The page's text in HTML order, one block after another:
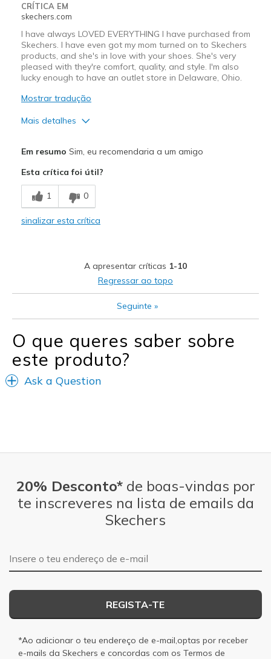
CRÍTICA EM
skechers.com
I have always LOVED EVERYTHING I have purchased from
Skechers. I have even got my mom turned on to Skechers
products, and she's in love with your shoes. She's very
pleased with they're comfort, quality, and style. I'm also
lucky enough to have an outlet store in Delaware, Ohio.
Mostrar tradução
Mais detalhes
Breathe Well
Comfortable
I never have experienced any con's
Casual Wear
Going Out
Travel
Em resumo Sim, eu recomendaria a um amigo
Esta crítica foi útil?
1 0
sinalizar esta crítica
A apresentar críticas 1-10
Regressar ao topo
Seguinte »
O que queres saber sobre
este produto?
Ask a Question
20% Desconto*de boas-vindas por
te inscreveres na lista de emails da
Skechers
Endereço de e-mail
REGISTA-TE
*Ao adicionar o teu endereço de e-mail,optas por receber
e-mails da Skechers e concordas com os Termos de